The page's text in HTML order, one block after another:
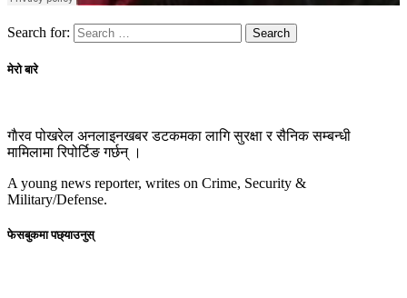
Search for:
मेरो बारे
गाैरव पोखरेल अनलाइनखबर डटकमका लागि सुरक्षा र सैनिक सम्बन्धी
मामिलामा रिपोर्टिङ गर्छन् ।
A young news reporter, writes on Crime, Security &
Military/Defense.
फेसबुकमा पछ्याउनुस्